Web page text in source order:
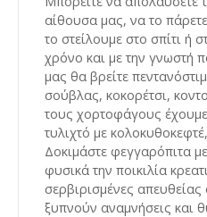
αίθουσα μας, να το
το στείλουμε στο σπίτι ή
χρόνο και με την γνωστή
μας θα βρείτε
σούβλας, κοκορέτσι,
τους χορτοφάγους
τυλιχτό με
Δοκιμάστε φεγγαρόπιτα
φυσικά την ποικιλία
σερβιρισμένες
ξυπνούν αναμνήσεις και